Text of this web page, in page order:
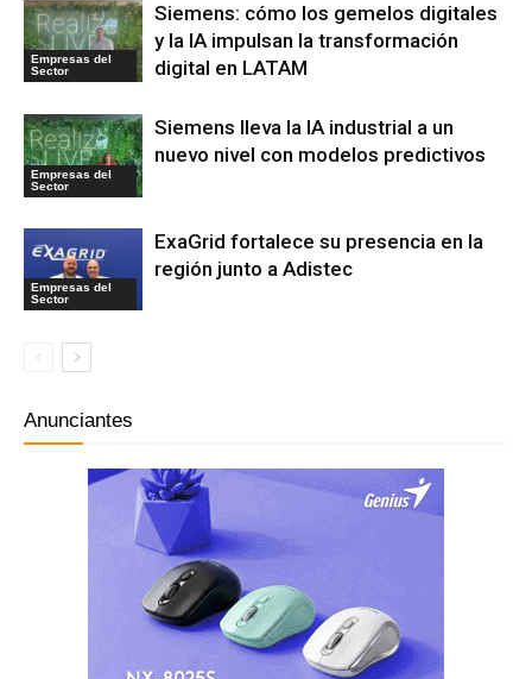
Empresas del
Sector
Siemens: cómo los gemelos digitales
y la IA impulsan la transformación
digital en LATAM
Empresas del
Sector
Siemens lleva la IA industrial a un
nuevo nivel con modelos predictivos
Empresas del
Sector
ExaGrid fortalece su presencia en la
región junto a Adistec
Anunciantes